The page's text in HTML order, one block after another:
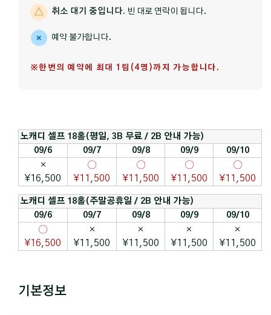
취소 대기 중입니다. 빈 대로 연락이 됩니다.
예약 불가합니다.
※한번의 예약에 최대 1팀(4명)까지 가능합니다.
노캐디 셀프 18홀(평일, 3B 무료 / 2B 안내 가능)
09/6
09/7 09/8 09/9 09/10
×
¥16,500
〇
¥11,500
〇
¥11,500
〇
¥11,500
〇
¥11,500
노캐디 셀프 18홀(주말공휴일 / 2B 안내 가능)
09/6
09/7 09/8 09/9 09/10
〇
¥16,500
×
¥11,500
×
¥11,500
×
¥11,500
×
¥11,500
기본정보